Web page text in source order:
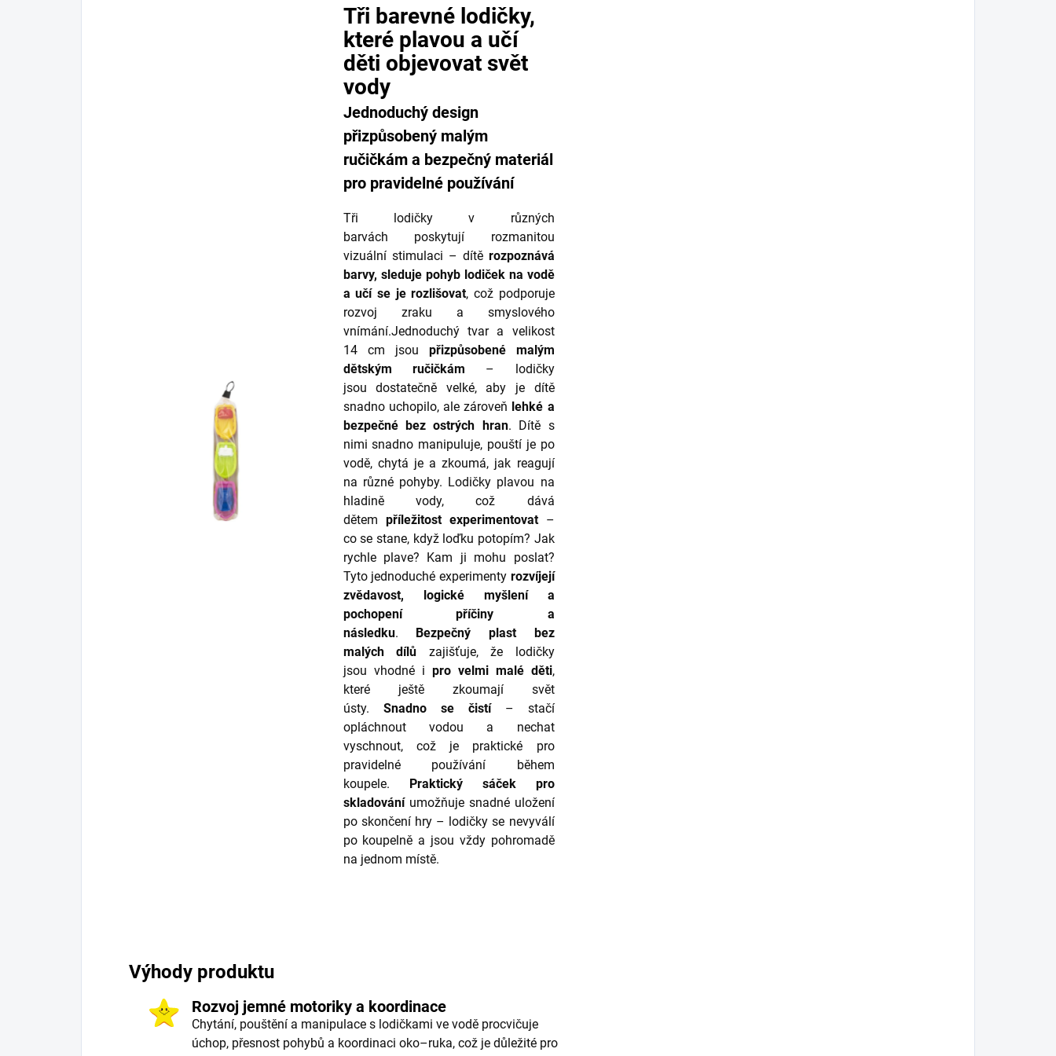
Tři barevné lodičky,
které plavou a učí
děti objevovat svět
vody
Jednoduchý design
přizpůsobený malým
ručičkám a bezpečný materiál
pro pravidelné používání
Tři lodičky v různých
barvách poskytují rozmanitou
vizuální stimulaci – dítě rozpoznává
barvy, sleduje pohyb lodiček na vodě
a učí se je rozlišovat, což podporuje
rozvoj zraku a smyslového
vnímání.Jednoduchý tvar a velikost
14 cm jsou přizpůsobené malým
dětským ručičkám – lodičky
jsou dostatečně velké, aby je dítě
snadno uchopilo, ale zároveň lehké a
bezpečné bez ostrých hran. Dítě s
nimi snadno manipuluje, pouští je po
vodě, chytá je a zkoumá, jak reagují
na různé pohyby. Lodičky plavou na
hladině vody, což dává
dětem příležitost experimentovat–
co se stane, když loďku potopím? Jak
rychle plave? Kam ji mohu poslat?
Tyto jednoduché experimentyrozvíjejí
zvědavost, logické myšlení a
pochopení příčiny a
následku.
Bezpečný plast bez
malých dílů zajišťuje, že lodičky
jsou vhodné i pro velmi malé děti,
které ještě zkoumají svět
ústy. Snadno se čistí– stačí
opláchnout vodou a nechat
vyschnout, což je praktické pro
pravidelné používání během
koupele.
Praktický sáček pro
skladováníumožňuje snadné uložení
po skončení hry – lodičky se nevyválí
po koupelně a jsou vždy pohromadě
na jednom místě.
Výhody produktu
Rozvoj jemné motoriky a koordinace
Chytání, pouštění a manipulace s lodičkami ve vodě procvičuje
úchop, přesnost pohybů a koordinaci oko–ruka, což je důležité pro